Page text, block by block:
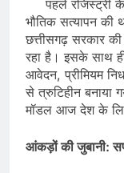
​पहले रजिस्ट्री
भौतिक सत्यापन की
छत्तीसगढ़ सरकार
रहा है। इसके साथ
आवेदन, प्रीमियम
से त्रुटिहीन बनाया
मॉडल आज देश के
​आंकड़ों की जुबानी: